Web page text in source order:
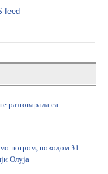
feed
разговарала са
погром, поводом 31
Олуја